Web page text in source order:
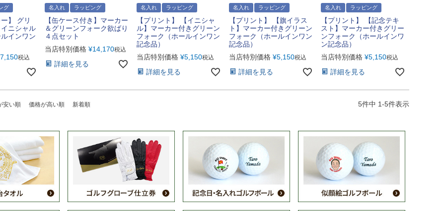
グ
】 グリ
ニシャル
インワン
7,150税込
名入れ ラッピング
【缶ケース付き】マーカー
＆グリーンフォーク欲ばり
４点セット
当店特別価格 ¥14,170税込
詳細を見る
名入れ ラッピング
【プリント】 【イニシャ
ル】マーカー付きグリーン
フォーク（ホールインワン
記念品）
当店特別価格 ¥5,150税込
詳細を見る
名入れ ラッピング
【プリント】 【旗イラス
ト】マーカー付きグリーン
フォーク（ホールインワン
記念品）
当店特別価格 ¥5,150税込
詳細を見る
名入れ ラッピング
【プリント】 【記念テキ
スト】マーカー付きグリー
ンフォーク（ホールインワ
ン記念品）
当店特別価格 ¥5,150税込
詳細を見る
安い順 価格が高い順 新着順 5件中 1-5件表示